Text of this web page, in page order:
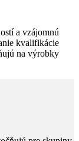
a vzájomnú
kvalifikácie
na výrobky